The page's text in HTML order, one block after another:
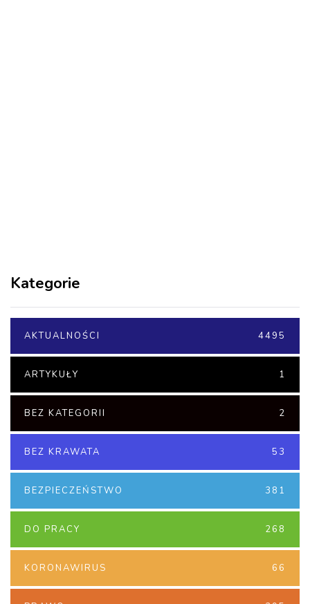
Kategorie
AKTUALNOŚCI 4495
ARTYKUŁY 1
BEZ KATEGORII 2
BEZ KRAWATA 53
BEZPIECZEŃSTWO 381
DO PRACY 268
KORONAWIRUS 66